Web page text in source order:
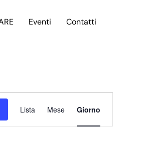
Eventi Contatti
Viste
Navigazione
Lista Mese Giorno